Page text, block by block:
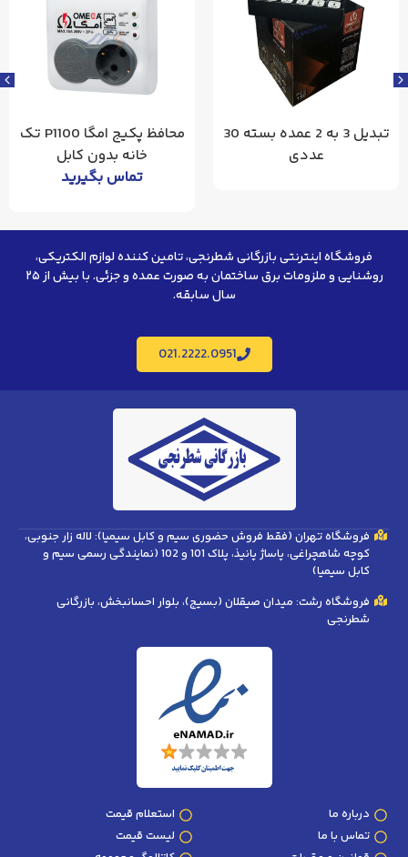
تبدیل 3 به 2 عمده بسته 30
عددی
محافظ پکیج امگا P1100 تک
خانه بدون کابل
تماس بگیرید
فروشگاه اینترنتی بازرگانی شطرنجی، تامین کننده لوازم الکتریکی،
روشنایی و ملزومات برق ساختمان به صورت عمده و جزئی. با بیش از ۲۵
سال سابقه.
021.2222.0951
فروشگاه تهران (فقط فروش حضوری سیم و کابل سیمیا): لاله زار جنوبی،
کوچه شاهچراغی، پاساژ پانیذ، پلاک 101 و 102 (نمایندگی رسمی سیم و
کابل سیمیا)
فروشگاه رشت: میدان صیقلان (بسیج)، بلوار احسانبخش، بازرگانی
شطرنجی
درباره ما
تماس با ما
استعلام قیمت
لیست قیمت